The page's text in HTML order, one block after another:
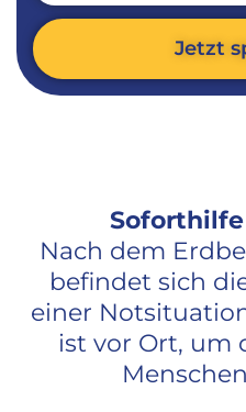
Jetzt
Alternative:
Soforthilfe
Nach dem
befindet sich
einer
ist vor Ort, um